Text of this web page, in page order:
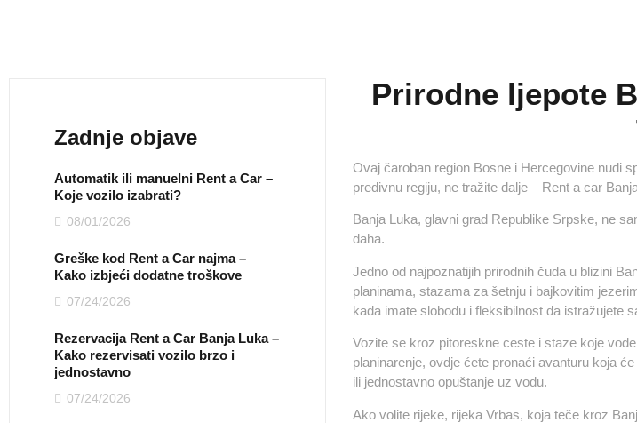
Zadnje objave
Automatik ili manuelni Rent a Car –
Koje vozilo izabrati?
08/01/2026
Greške kod Rent a Car najma –
Kako izbjeći dodatne troškove
07/24/2026
Rezervacija Rent a Car Banja Luka –
Kako rezervisati vozilo brzo i
jednostavno
07/24/2026
Prirodne ljepote
Ovaj čaroban region Bosne i Hercegovine nudi
predivnu regiju, ne tražite dalje – Rent a car
Banja Luka, glavni grad Republike Srpske, ne
daha.
Jedno od najpoznatijih prirodnih čuda u blizini
planinama, stazama za šetnju i bajkovitim
kada imate slobodu i fleksibilnost da istražujete
Vozite se kroz pitoreskne ceste i staze koje
planinarenje, ovdje ćete pronaći avanturu koja
ili jednostavno opuštanje uz vodu.
Ako volite rijeke, rijeka Vrbas, koja teče kroz